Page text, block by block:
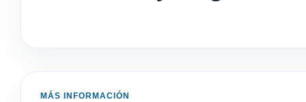
MÁS INFORMACIÓN